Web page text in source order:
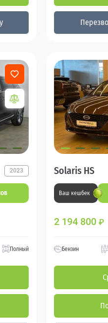
2023
Полный
Solaris HS
Ваш кешбек
2 194 800 ₽
Бензин